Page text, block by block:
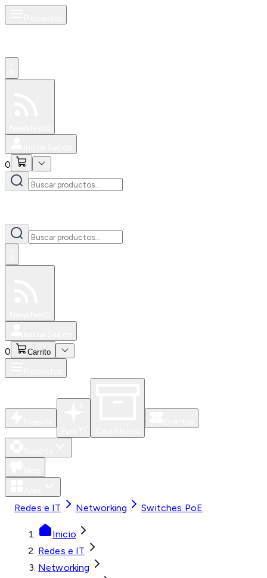
0
0 Carrito
Redes e IT Networking Switches PoE
Inicio
Redes e IT
Networking